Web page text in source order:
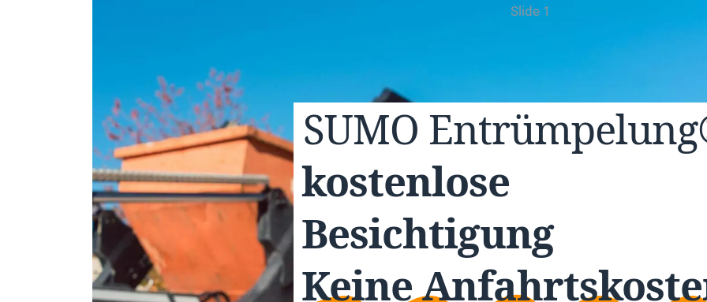
Slide 1
SUMO
kostenlose
Besichtigung
Keine